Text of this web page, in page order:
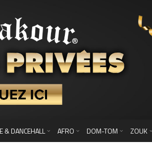
& DANCEHALL AFRO DOM-TOM ZOUK